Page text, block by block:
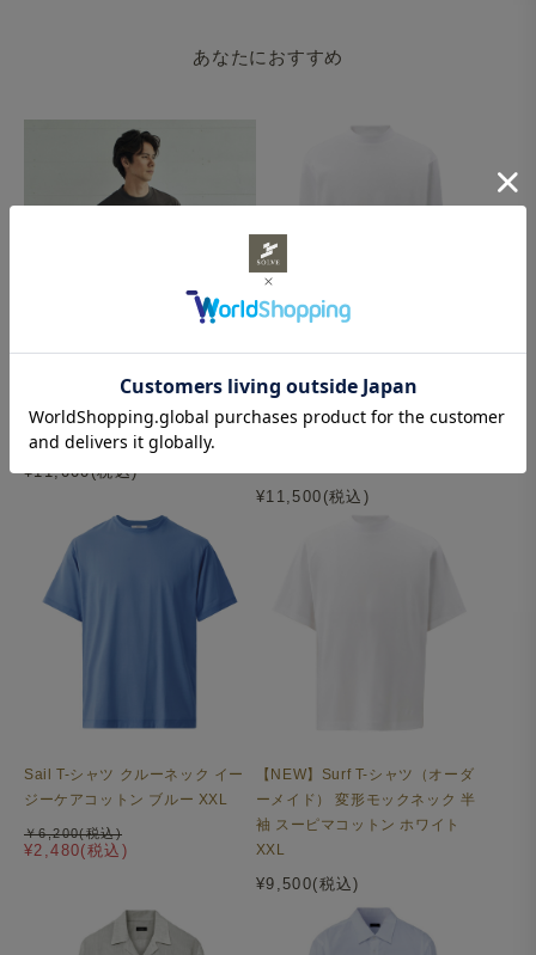
メイド・イン・ジャパンの丁寧な縫製
あなたにおすすめ
【再入荷】Mellow T-シャツ 変形
モックネック ALBINIコットン 長
袖 チャコール XXL
¥11,000(税込)
【NEW】Surf T-シャツ（オーダ
ーメイド） 変形モックネック 長
¥11,500(税込)
Sail T-シャツ クルーネック イー
ジーケアコットン ブルー XXL
¥2,480(税込)
￥6,200(税込)
【NEW】Surf T-シャツ（オーダ
ーメイド） 変形モックネック 半
袖 スーピマコットン ホワイト
XXL
¥9,500(税込)